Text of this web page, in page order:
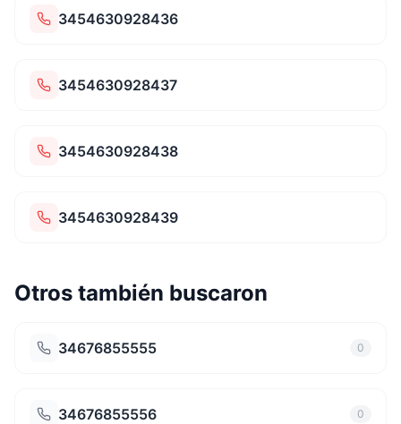
3454630928436
3454630928437
3454630928438
3454630928439
Otros también buscaron
34676855555 0
34676855556 0